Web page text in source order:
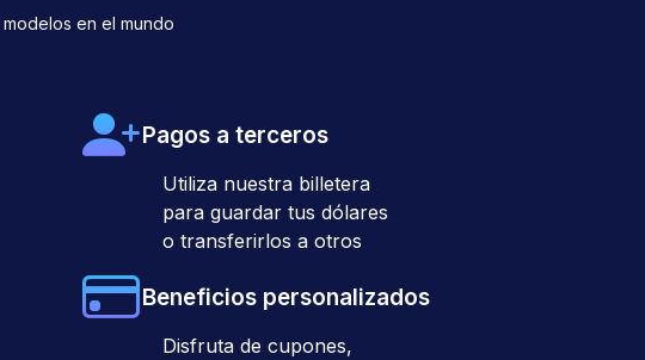
en el mundo
Pagos a terceros
Utiliza nuestra billetera
para guardar tus dólares
o transferirlos a otros
Beneficios personalizados
Disfruta de cupones,